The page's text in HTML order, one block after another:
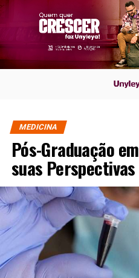
MEDICINA
Pós-Graduação
suas